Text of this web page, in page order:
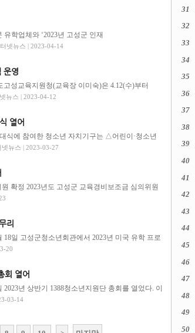
학업체와 ‘2023년 고성군 인재
넷뉴스 | 2023-04-14
운영
성교육지원청(교육장 이미숙)은 4.12(수)부터
뉴스 | 2023-04-12
열어
식에 참여한 청소년 자치기구는 △어린이·청소년
넷뉴스 | 2023-03-27
확정 2023년도 고성군 교육경비보조금 심의위원
리
일 고성군청소년회관에서 2023년 미국 유학 프로
20
회 열어
년 상반기 1388청소년지원단 총회를 열었다. 이
03-14
31
32
33
34
35
36
37
38
39
40
41
42
43
44
45
46
47
48
49
50